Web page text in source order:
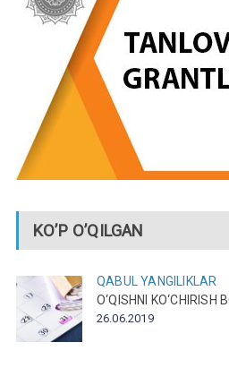
KO’P O’QILGAN
QABUL
YANGILIKLAR
O‘QISHNI KO‘CHIRISH
26.06.2019